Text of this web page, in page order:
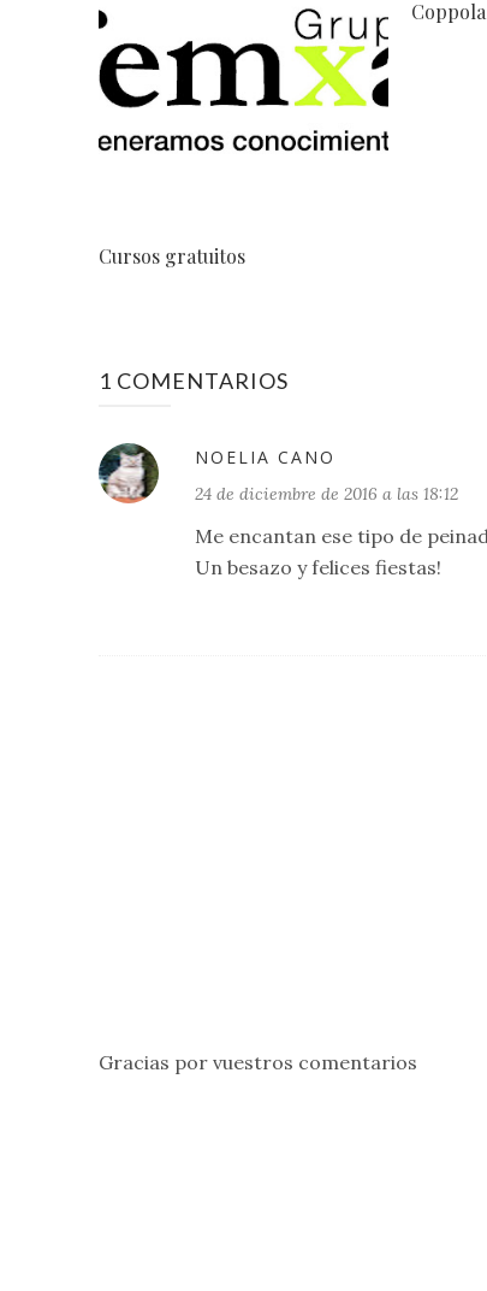
Cursos gratuitos
Coppola
1 COMENTARIOS
NOELIA CANO
24 de diciembre de 2016 a las 18:12
Me encantan ese tipo de
Un besazo y felices fiestas!
Gracias por vuestros comentarios